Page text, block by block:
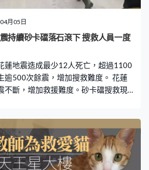
激動︰「都沒有奇蹟出現。」 在九曲
，由特搜隊護送到山下的搜救中心。
聲音好久沒有停呢，我以為是炸彈，
知道要幹嘛就慌掉，就坐這邊一直祈
，居民
月05日
持續砂卡礑落石滾下 搜救人員一度
蓮地震造成最少12人死亡，超過1100
逾500次餘震，增加搜救難度。 花蓮
不斷，增加救援難度。砂卡礑搜救現
奇蹟出現。」 有多人被困的太魯閣山
十人，當中包括1名香港人及1名荷蘭
救隊隊長陳義豐：「那目前碰到的問
上是沒有問題。在物資跟飲水的部分